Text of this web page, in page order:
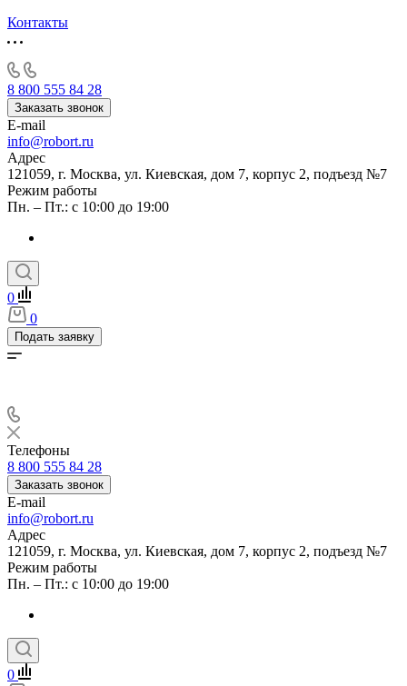
Контакты
8 800 555 84 28
Заказать звонок
E-mail
info@robort.ru
Адрес
121059, г. Москва, ул. Киевская, дом 7, корпус 2, подъезд №7
Режим работы
Пн. – Пт.: с 10:00 до 19:00
0
0
Подать заявку
Телефоны
8 800 555 84 28
Заказать звонок
E-mail
info@robort.ru
Адрес
121059, г. Москва, ул. Киевская, дом 7, корпус 2, подъезд №7
Режим работы
Пн. – Пт.: с 10:00 до 19:00
0